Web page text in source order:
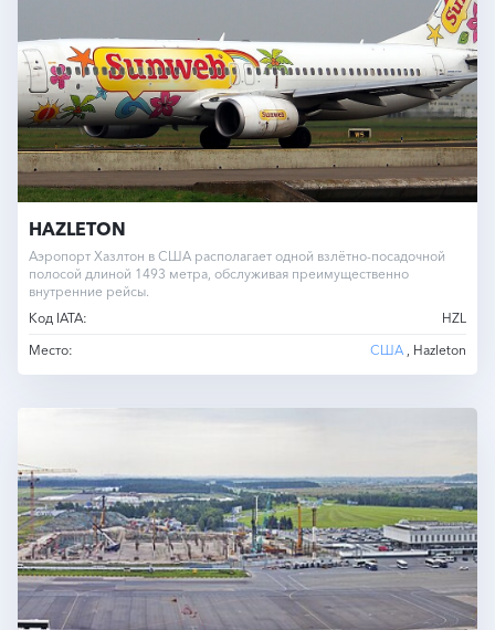
HAZLETON
Аэропорт Хазлтон в США располагает одной взлётно-посадочной
полосой длиной 1493 метра, обслуживая преимущественно
внутренние рейсы.
Код IATA:
HZL
Место:
США , Hazleton